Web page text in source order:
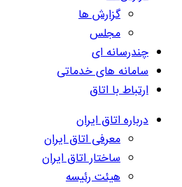
گزارش ها
مجلس
چندرسانه ای
سامانه های خدماتی
ارتباط با اتاق
درباره اتاق ایران
معرفی اتاق ایران
ساختار اتاق ایران
هیئت رئیسه